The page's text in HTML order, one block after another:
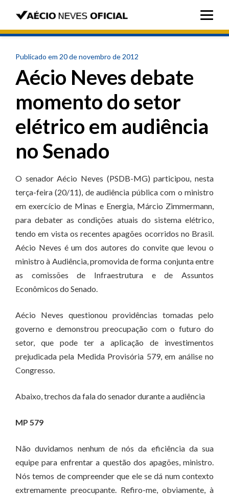
Publicado em 20 de novembro de 2012
Aécio Neves debate
momento do setor
elétrico em audiência
no Senado
O senador Aécio Neves (PSDB-MG) participou, nesta
terça-feira (20/11), de audiência pública com o ministro
em exercício de Minas e Energia, Márcio Zimmermann,
para debater as condições atuais do sistema elétrico,
tendo em vista os recentes apagões ocorridos no Brasil.
Aécio Neves é um dos autores do convite que levou o
ministro à Audiência, promovida de forma conjunta entre
as comissões de Infraestrutura e de Assuntos
Econômicos do Senado.
Aécio Neves questionou providências tomadas pelo
governo e demonstrou preocupação com o futuro do
setor, que pode ter a aplicação de investimentos
prejudicada pela Medida Provisória 579, em análise no
Congresso.
Abaixo, trechos da fala do senador durante a audiência
MP 579
Não duvidamos nenhum de nós da eficiência da sua
equipe para enfrentar a questão dos apagões, ministro.
Nós temos de compreender que ele se dá num contexto
extremamente preocupante. Refiro-me, obviamente, à